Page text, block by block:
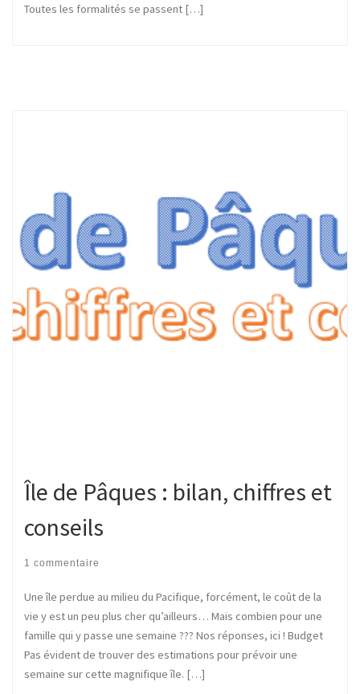
Toutes les formalités se passent […]
Île de Pâques : bilan, chiffres et
conseils
1 commentaire
Une île perdue au milieu du Pacifique, forcément, le coût de la
vie y est un peu plus cher qu’ailleurs… Mais combien pour une
famille qui y passe une semaine ??? Nos réponses, ici ! Budget
Pas évident de trouver des estimations pour prévoir une
semaine sur cette magnifique île. […]